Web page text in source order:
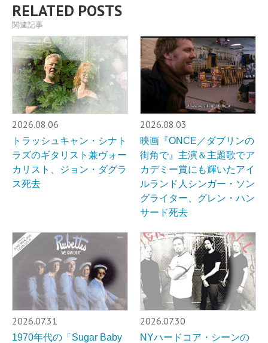
RELATED POSTS
関連記事
2026.08.06
トラッシュキャン・シナト
ラズのギタリスト兼ヴォー
カリスト、ジョン・ダグラ
ス死去
2026.08.03
映画『ONCE／ダブリンの
街角で』主演＆主題歌でア
カデミー賞にも輝いたアイ
ルランド人シンガー・ソン
グライター、グレン・ハン
サード死去
2026.07.31
1970年代の「Sugar Baby
2026.07.30
NYハードコア・シーンの